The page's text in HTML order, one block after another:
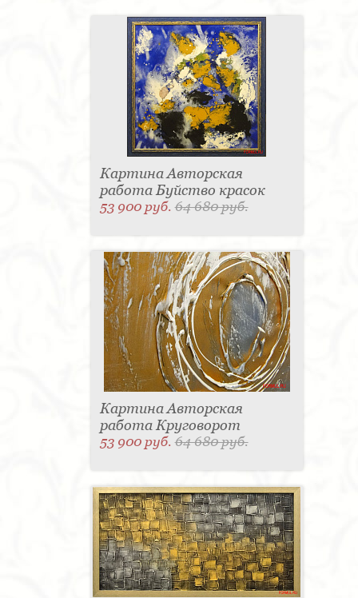
Картина Авторская
работа Буйство красок
53 900 руб.64 680 руб.
Картина Авторская
работа Круговорот
53 900 руб.64 680 руб.